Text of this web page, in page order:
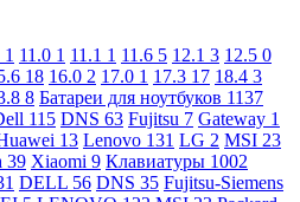
1 11.0 1 11.1 1 11.6 5 12.1 3 12.5 0
18 16.0 2 17.0 1 17.3 17 18.4 3
8 Батареи для ноутбуков 1137
115 DNS 63 Fujitsu 7 Gateway 1
13 Lenovo 131 LG 2 MSI 23
39 Xiaomi 9 Клавиатуры 1002
DELL 56 DNS 35 Fujitsu-Siemens